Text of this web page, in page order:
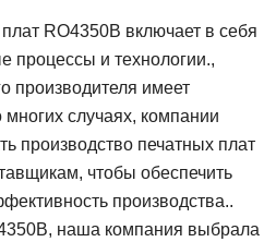
RO4350B включает в себя
процессы и технологии.,
производителя имеет
случаях, компании
производство печатных плат
чтобы обеспечить
производства..
наша компания выбрала